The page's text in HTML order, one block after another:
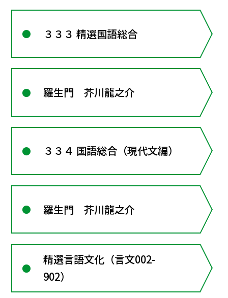
３３３ 精選国語総合
羅生門 芥川龍之介
３３４ 国語総合（現代文編）
羅生門 芥川龍之介
精選言語文化（言文002-
902）